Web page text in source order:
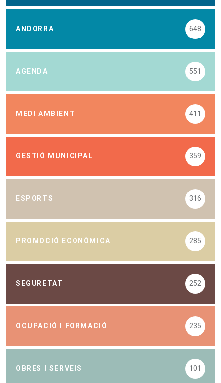
ANDORRA 648
AGENDA 551
MEDI AMBIENT 411
GESTIÓ MUNICIPAL 359
ESPORTS 316
PROMOCIÓ ECONÒMICA 285
SEGURETAT 252
OCUPACIÓ I FORMACIÓ 235
OBRES I SERVEIS 101